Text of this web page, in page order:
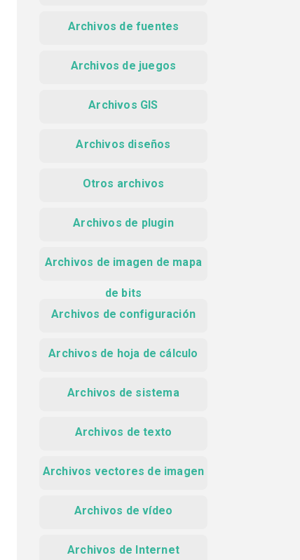
Archivos de fuentes
Archivos de juegos
Archivos GIS
Archivos diseños
Otros archivos
Archivos de plugin
Archivos de imagen de mapa
de bits
Archivos de configuración
Archivos de hoja de cálculo
Archivos de sistema
Archivos de texto
Archivos vectores de imagen
Archivos de vídeo
Archivos de Internet